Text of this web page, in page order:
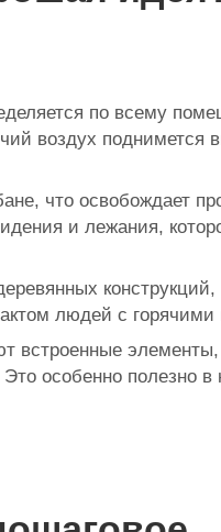
по всему
воздух поднимется
что освобождает
и лежания,
людей с горячими
встроенные элементы,
особенно полезно